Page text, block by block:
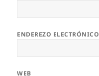
ENDEREZO ELECTRÓNICO
WEB